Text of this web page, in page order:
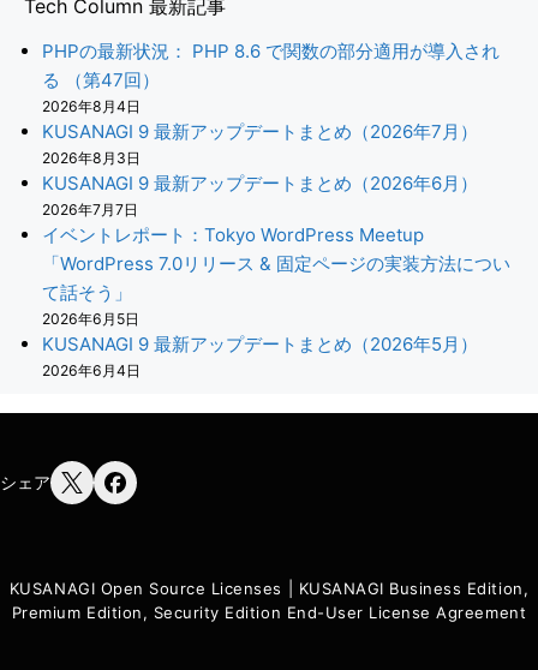
Tech Column 最新記事
PHPの最新状況： PHP 8.6 で関数の部分適用が導入され
る （第47回）
2026年8月4日
KUSANAGI 9 最新アップデートまとめ（2026年7月）
2026年8月3日
KUSANAGI 9 最新アップデートまとめ（2026年6月）
2026年7月7日
イベントレポート：Tokyo WordPress Meetup
「WordPress 7.0リリース & 固定ページの実装方法につい
て話そう」
2026年6月5日
KUSANAGI 9 最新アップデートまとめ（2026年5月）
2026年6月4日
シェア
KUSANAGI Open Source Licenses
KUSANAGI Business Edition,
Premium Edition, Security Edition End-User License Agreement